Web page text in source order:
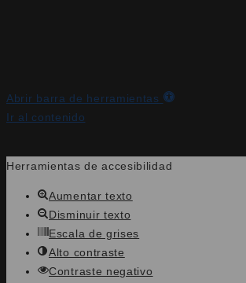
Abrir barra de herramientas
Ir al contenido
Herramientas de accesibilidad
Aumentar texto
Disminuir texto
Escala de grises
Alto contraste
Contraste negativo